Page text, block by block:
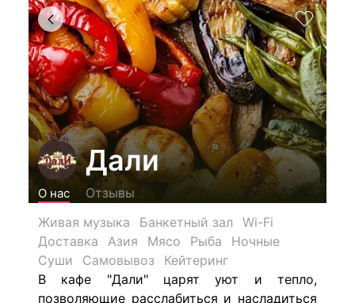
Дали
О нас
Отзывы
Живая музыка
Банкетный зал
Wi-Fi
Доставка
Азия Мясо Рыба
Ночные
Суши
Самовывоз
Кейтеринг
В кафе "Дали" царят уют и тепло,
позволяющие расслабиться и насладиться